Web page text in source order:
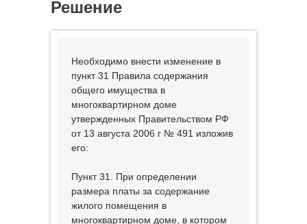
Решение
Необходимо внести изменение в
пункт 31 Правила содержания
общего имущества в
многоквартирном доме
утвержденных Правительством РФ
от 13 августа 2006 г № 491 изложив
его:
Пункт 31. При определении
размера платы за содержание
жилого помещения в
многоквартирном доме, в котором